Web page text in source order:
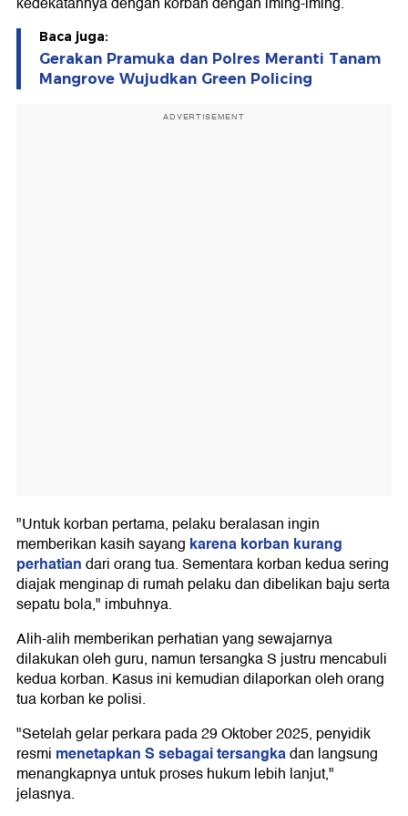
Baca juga:
Gerakan Pramuka dan Polres Meranti Tanam
Mangrove Wujudkan Green Policing
ADVERTISEMENT
"Untuk korban pertama, pelaku beralasan ingin
memberikan kasih sayang karena korban kurang
perhatiandari orang tua. Sementara korban kedua sering
diajak menginap di rumah pelaku dan dibelikan baju serta
sepatu bola," imbuhnya.
Alih-alih memberikan perhatian yang sewajarnya
dilakukan oleh guru, namun tersangka S justru mencabuli
kedua korban. Kasus ini kemudian dilaporkan oleh orang
tua korban ke polisi.
"Setelah gelar perkara pada 29 Oktober 2025, penyidik
resmi menetapkan S sebagai tersangkadan langsung
menangkapnya untuk proses hukum lebih lanjut,"
jelasnya.